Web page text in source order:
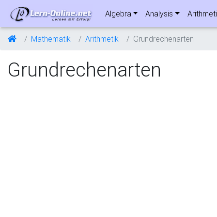
Algebra Analysis
Mathematik Arithmetik Grundrechenarten
Grundrechenarten